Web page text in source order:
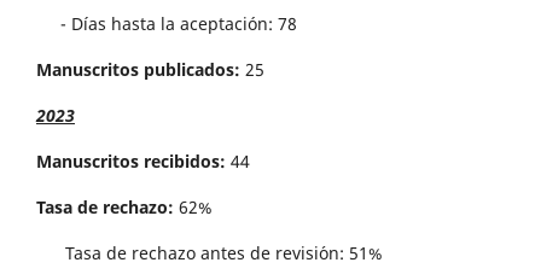
- Días hasta la aceptación: 78
Manuscritos publicados: 25
2023
Manuscritos recibidos: 44
Tasa de rechazo: 62%
Tasa de rechazo antes de revisi´on: 51%